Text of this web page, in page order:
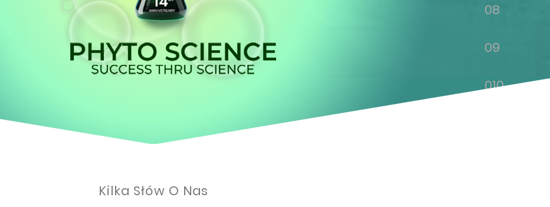
08
09
010
Kilka Słów O Nas